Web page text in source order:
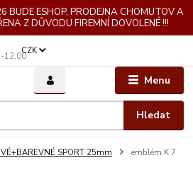
ESHOP, PRODEJNA CHOMUTOV A
Z DŮVODU FIREMNÍ DOVOLENÉ !!!
Menu
CZK
Hledat
12,00
SPORT 25mm emblém K 7